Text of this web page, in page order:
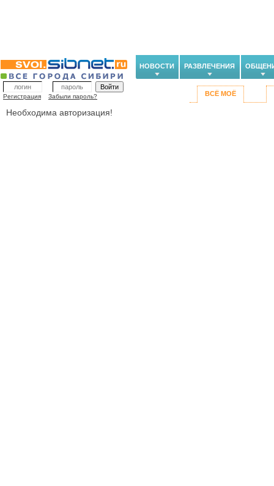
НОВОСТИ РАЗВЛЕЧЕНИЯ
Регистрация Забыли пароль? ВСЁ МОЁ
Необходима авторизация!